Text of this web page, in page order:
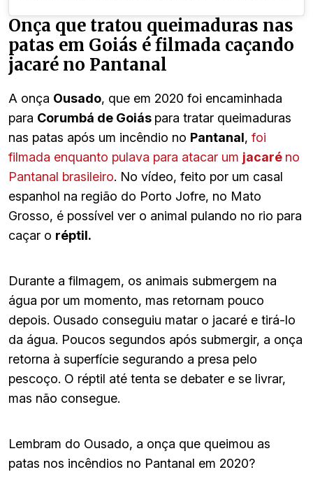
Onça que tratou queimaduras nas
patas em Goiás é filmada caçando
jacaré no Pantanal
A onça Ousado, que em 2020 foi encaminhada
para Corumbá de Goiás para tratar queimaduras
nas patas após um incêndio no Pantanal, foi
filmada enquanto pulava para atacar um jacaré no
Pantanal brasileiro. No vídeo, feito por um casal
espanhol na região do Porto Jofre, no Mato
Grosso, é possível ver o animal pulando no rio para
caçar o réptil.
Durante a filmagem, os animais submergem na
água por um momento, mas retornam pouco
depois. Ousado conseguiu matar o jacaré e tirá-lo
da água. Poucos segundos após submergir, a onça
retorna à superfície segurando a presa pelo
pescoço. O réptil até tenta se debater e se livrar,
mas não consegue.
Lembram do Ousado, a onça que queimou as
patas nos incêndios no Pantanal em 2020?